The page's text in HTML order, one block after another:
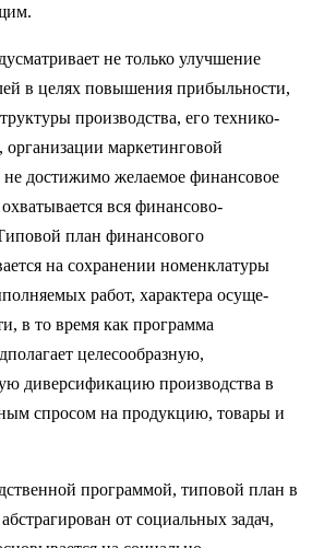
не только улучшение
в целях повышения прибыльности,
производства, его технико-
организации мар­кетинговой
не достижимо желаемое финансовое
вся финансово-
план финансового
на сохранении номенклатуры
работ, характера осуще­
в то время как программа
целесообразную,
диверсификацию производства в
спросом на продукцию, товары и
программой, типовой план в
от социальных задач,